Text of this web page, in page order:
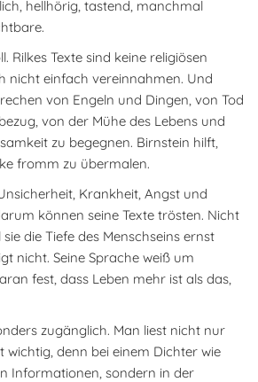
hellhörig, tastend, manchmal
Texte sind keine religiösen
nicht einfach vereinnahmen. Und
von Engeln und Dingen, von Tod
von der Mühe des Lebens und
zu begegnen. Birnstein hilft,
fromm zu übermalen.
Krankheit, Angst und
können seine Texte trösten. Nicht
die Tiefe des Menschseins ernst
nicht. Seine Sprache weiß um
fest, dass Leben mehr ist als das,
zugänglich. Man liest nicht nur
wichtig, denn bei einem Dichter wie
Informationen, sondern in der